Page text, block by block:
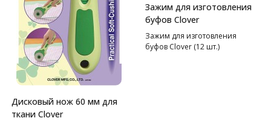
Дисковый нож 60 мм для
ткани Clover
Зажим для изготовления
буфов Clover
Зажим для изготовления
буфов Clover (12 шт.)